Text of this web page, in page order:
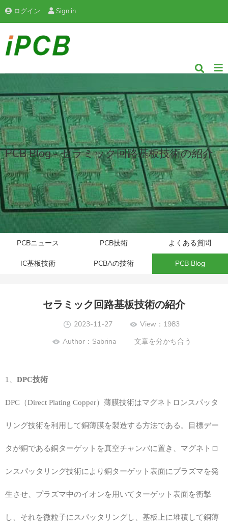
ログイン Sign in
PCB Blog - セラミック回路基板技術の紹介
PCBニュース PCB技術 よくある質問
IC基板技術 PCBAの技術 PCB Blog
セラミック回路基板技術の紹介
2023-11-27
View：1983
Author：Sabrina 文章を分かち合う
1、 DPC技術
DPC（Direct Plating Copper）薄膜技術はマグネトロンスパッタ
リング技術を利用して銅薄膜を製造する方法である。目標デー
タが銅である銅ターゲットを真空チャンバに置き、マグネトロ
ンスパッタリング技術により銅ターゲット表面にプラズマを発
生させ、プラズマ中のイオンを用いてターゲット表面を衝撃
し、それを微粒子にスパッタリングし、基板上に堆積して銅薄